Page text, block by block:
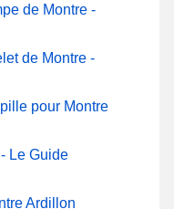
de Montre -
de Montre -
pour Montre
Le Guide
Ardillon